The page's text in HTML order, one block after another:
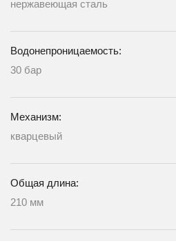
нержавеющая сталь
Водонепроницаемость:
30 бар
Механизм:
кварцевый
Общая длина:
210 мм